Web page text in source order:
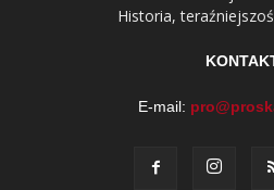
Historia,
E-mail: